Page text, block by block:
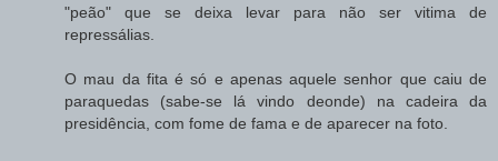
"peão" que se deixa levar para não ser vitima de
repressálias.
O mau da fita é só e apenas aquele senhor que caiu de
paraquedas (sabe-se lá vindo deonde) na cadeira da
presidência, com fome de fama e de aparecer na foto.